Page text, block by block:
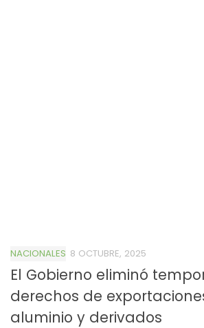
NACIONALES 8 OCTUBRE, 2025
El Gobierno eliminó
derechos de
aluminio y derivados